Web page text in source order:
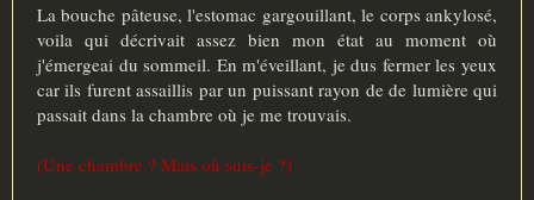
a
g
e
La bouche pâteuse, l'estomac gargouillant, le corps ankylosé,
voila qui décrivait assez bien mon état au moment où
j'émergeai du sommeil. En m'éveillant, je dus fermer les yeux
car ils furent assaillis par un puissant rayon de de lumière qui
passait dans la chambre où je me trouvais.
(Une chambre ? Mais où suis-je ?)